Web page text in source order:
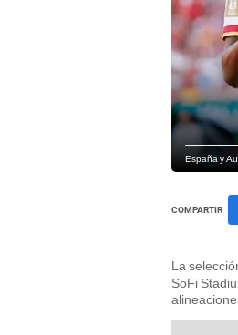
España y
COMPARTIR
La
SoFi